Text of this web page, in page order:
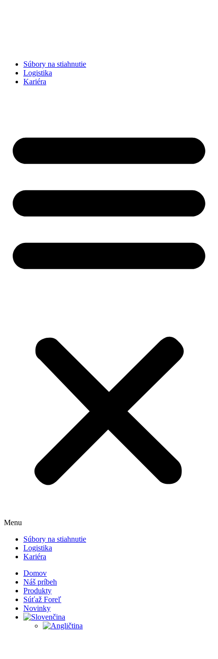
Súbory na stiahnutie
Logistika
Kariéra
Menu
Súbory na stiahnutie
Logistika
Kariéra
Domov
Náš príbeh
Produkty
Súťaž Foreľ
Novinky